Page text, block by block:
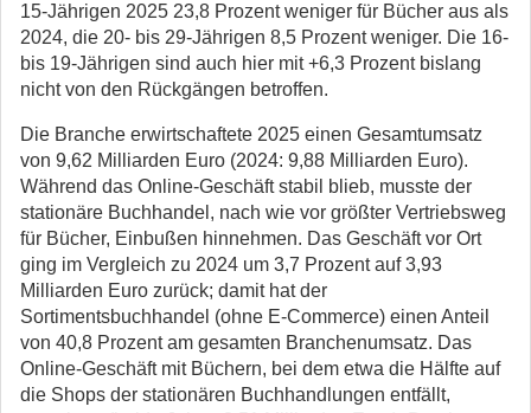
15-Jährigen 2025 23,8 Prozent weniger für Bücher aus als
2024, die 20- bis 29-Jährigen 8,5 Prozent weniger. Die 16-
bis 19-Jährigen sind auch hier mit +6,3 Prozent bislang
nicht von den Rückgängen betroffen.
Die Branche erwirtschaftete 2025 einen Gesamtumsatz
von 9,62 Milliarden Euro (2024: 9,88 Milliarden Euro).
Während das Online-Geschäft stabil blieb, musste der
stationäre Buchhandel, nach wie vor größter Vertriebsweg
für Bücher, Einbußen hinnehmen. Das Geschäft vor Ort
ging im Vergleich zu 2024 um 3,7 Prozent auf 3,93
Milliarden Euro zurück; damit hat der
Sortimentsbuchhandel (ohne E-Commerce) einen Anteil
von 40,8 Prozent am gesamten Branchenumsatz. Das
Online-Geschäft mit Büchern, bei dem etwa die Hälfte auf
die Shops der stationären Buchhandlungen entfällt,